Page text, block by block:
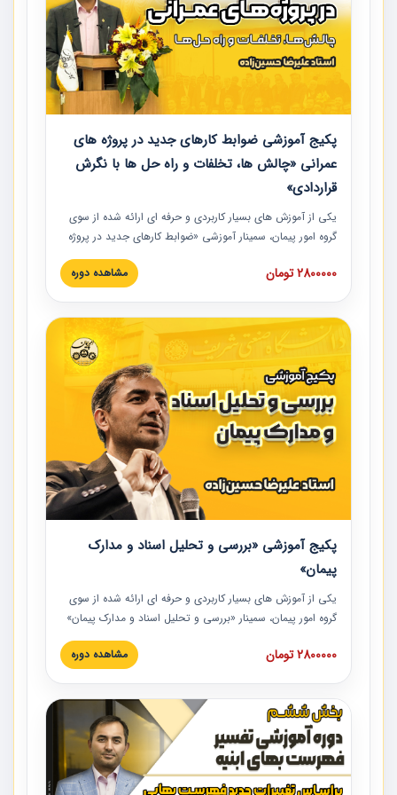
پکیج آموزشی ضوابط کارهای جدید در پروژه های
عمرانی «چالش ها، تخلفات و راه حل ها با نگرش
قراردادی»
یکی از آموزش‏‏‏‏‏‏ های بسیار کاربردی و حرفه‏ ای ارائه شده از سوی
گروه امور پیمان، سمینار آموزشی «ضوابط کارهای جدید در پروژه
های عمرانی» چالش ها، تخلفات و راه حل ها با نگرش قراردادی
است که در محل سندیکای شرکت های ساختمانی کشور ارائه شد.
مدارک پیمان به همراه تجربیات عملی ارائه شده است.
2800000 تومان مشاهده دوره
پکیج آموزشی «بررسی و تحلیل اسناد و مدارک
پیمان»
یکی از آموزش‏‏‏‏‏‏ های بسیار کاربردی و حرفه‏ ای ارائه شده از سوی
گروه امور پیمان، سمینار «بررسی و تحلیل اسناد و مدارک پیمان»
است که در دانشگاه صنعتی شریف ارائه شد. در این آموزش
نکات کلیدی مربوط به اسناد و مدارک پیمان، اولویت بندی اسناد
پیمان به همراه تجربیات عملی در این خصوص ارائه شده است.
2800000 تومان مشاهده دوره